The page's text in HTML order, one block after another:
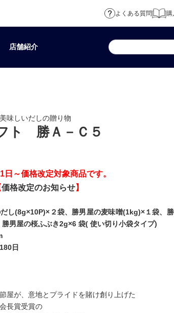
よくある質問 購
店舗紹介
味しいだしの贈り物
ト 勝Ａ－Ｃ５
～価格改定対象商品です。
価格改定のお知らせ】
し(8g×10P)×２袋、勝男屋の麦味噌(1kg)×１袋、
男屋の桜ふぶき2g×6 袋( 使い切り小袋タイプ)
日
屋が、意地とプライドを賭け創り上げた
長賞受賞の